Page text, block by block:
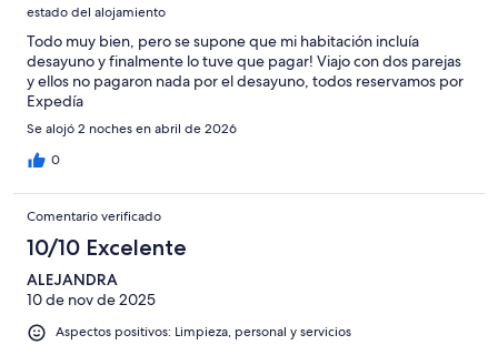
estado del alojamiento
Todo muy bien, pero se supone que mi habitación incluía
desayuno y finalmente lo tuve que pagar! Viajo con dos parejas
y ellos no pagaron nada por el desayuno, todos reservamos por
Expedía
Se alojó 2 noches en abril de 2026
0
Comentario verificado
10/10 Excelente
ALEJANDRA
10 de nov de 2025
Aspectos positivos: Limpieza, personal y servicios